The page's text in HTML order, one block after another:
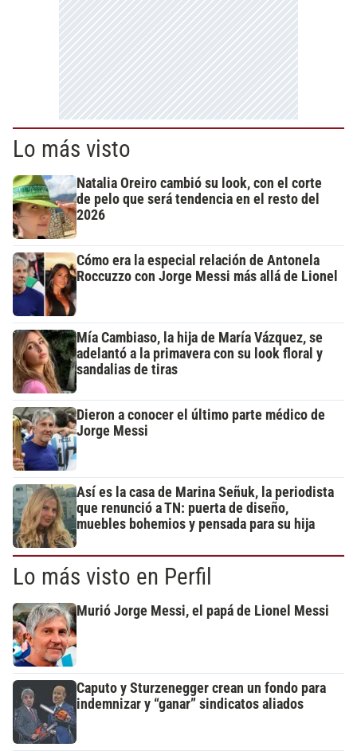
Lo más visto
Natalia Oreiro cambió su look, con el corte
de pelo que será tendencia en el resto del
2026
Cómo era la especial relación de Antonela
Roccuzzo con Jorge Messi más allá de Lionel
Mía Cambiaso, la hija de María Vázquez, se
adelantó a la primavera con su look floral y
sandalias de tiras
Dieron a conocer el último parte médico de
Jorge Messi
Así es la casa de Marina Señuk, la periodista
que renunció a TN: puerta de diseño,
muebles bohemios y pensada para su hija
Lo más visto en Perfil
Murió Jorge Messi, el papá de Lionel Messi
Caputo y Sturzenegger crean un fondo para
indemnizar y “ganar” sindicatos aliados